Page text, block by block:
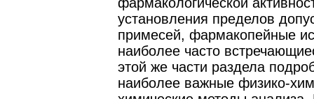
установления пределов
примесей, фармакопейные
наиболее часто
этой же части раздела
наиболее важные физико-